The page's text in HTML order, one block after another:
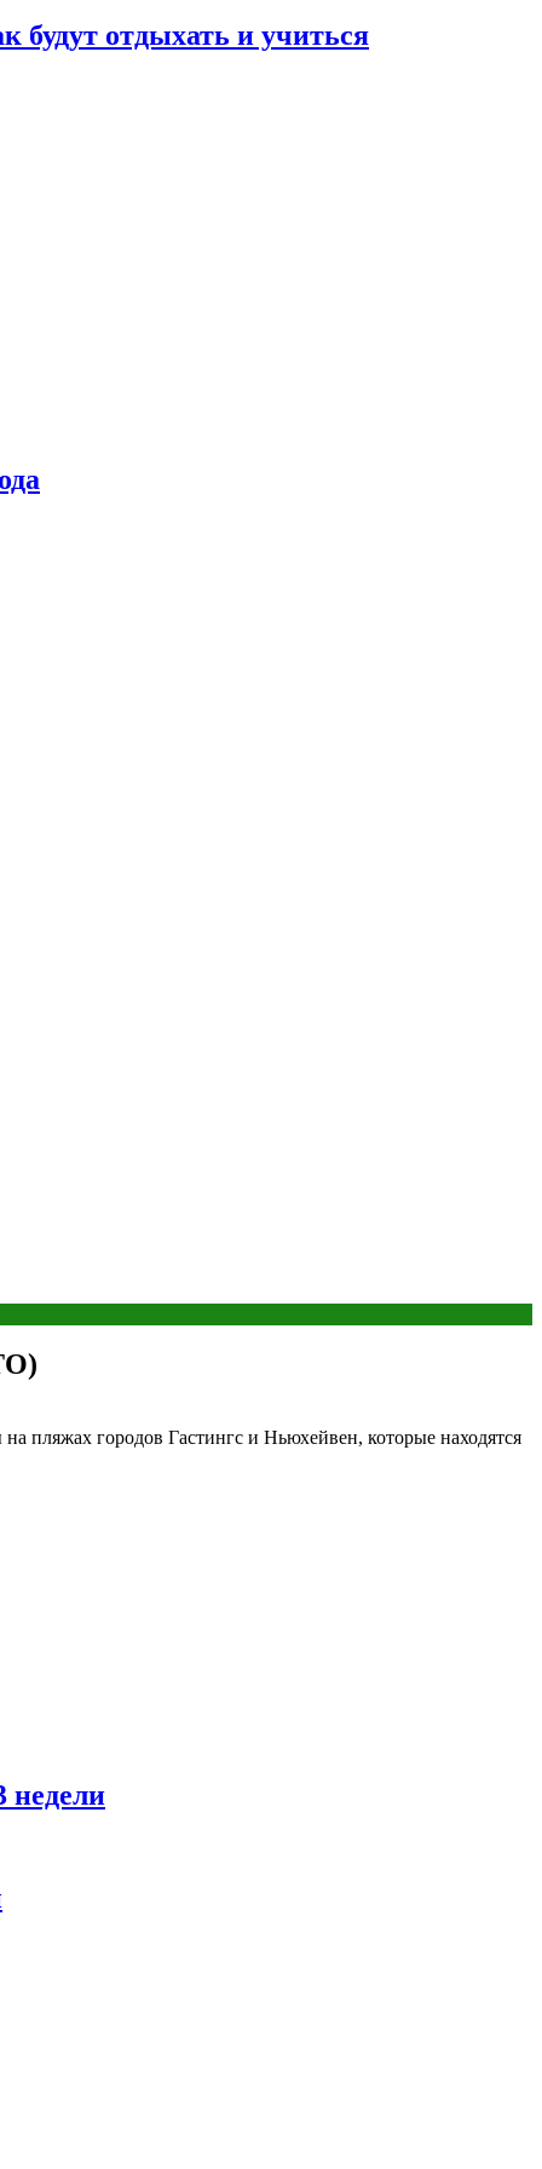
будут отдыхать и учиться
пляжах городов Гастингс и Ньюхейвен, которые находятся
недели